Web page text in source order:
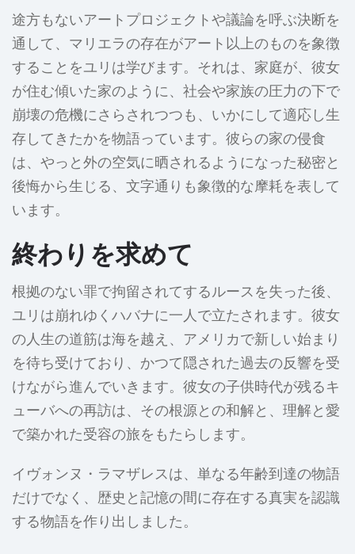
途方もないアートプロジェクトや議論を呼ぶ決断を
通して、マリエラの存在がアート以上のものを象徴
することをユリは学びます。それは、家庭が、彼女
が住む傾いた家のように、社会や家族の圧力の下で
崩壊の危機にさらされつつも、いかにして適応し生
存してきたかを物語っています。彼らの家の侵食
は、やっと外の空気に晒されるようになった秘密と
後悔から生じる、文字通りも象徴的な摩耗を表して
います。
終わりを求めて
根拠のない罪で拘留されてするルースを失った後、
ユリは崩れゆくハバナに一人で立たされます。彼女
の人生の道筋は海を越え、アメリカで新しい始まり
を待ち受けており、かつて隠された過去の反響を受
けながら進んでいきます。彼女の子供時代が残るキ
ューバへの再訪は、その根源との和解と、理解と愛
で築かれた受容の旅をもたらします。
イヴォンヌ・ラマザレスは、単なる年齢到達の物語
だけでなく、歴史と記憶の間に存在する真実を認識
する物語を作り出しました。